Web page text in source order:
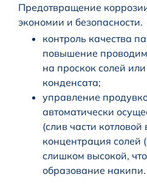
Предотвращение
экономии и безопасности.
контроль качества
повышение
на проскок солей
конденсата;
управление
автоматически
(слив части котловой
концентрация солей
слишком высокой,
образование накипи.